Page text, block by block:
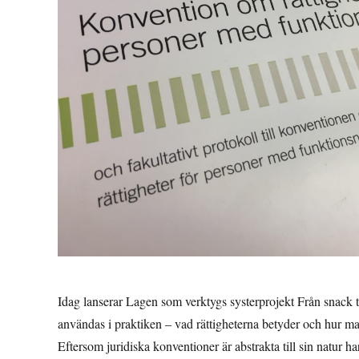
Idag lanserar Lagen som verktygs systerprojekt Från
användas i praktiken – vad rättigheterna betyder och hur
Eftersom juridiska konventioner är abstrakta till sin natur